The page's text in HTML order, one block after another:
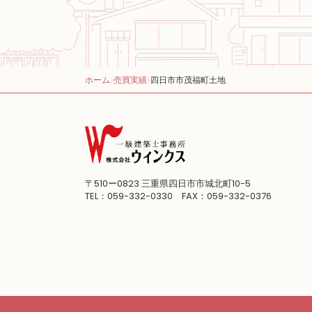
ホーム 売買実績 四日市市茂福町土地
〒510ー0823 三重県四日市市城北町10-5
TEL：059-332-0330 FAX：059-332-0376